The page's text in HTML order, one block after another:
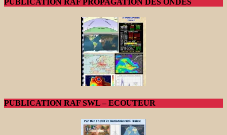
PUBLICATION RAF SWL – ECOUTEUR